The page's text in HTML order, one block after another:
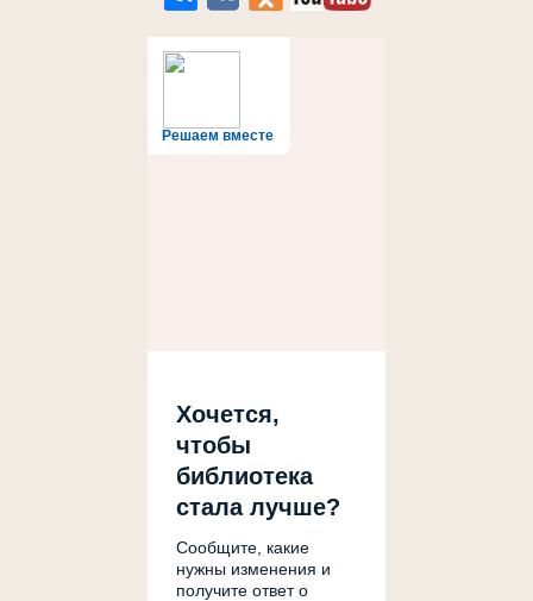
Решаем вместе
Хочется,
чтобы
библиотека
стала лучше?
Сообщите, какие
нужны изменения и
получите ответ о